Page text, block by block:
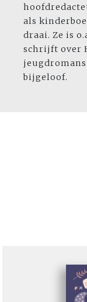
als
draai. Ze is
schrijft over
jeugdromans
bijgeloof.